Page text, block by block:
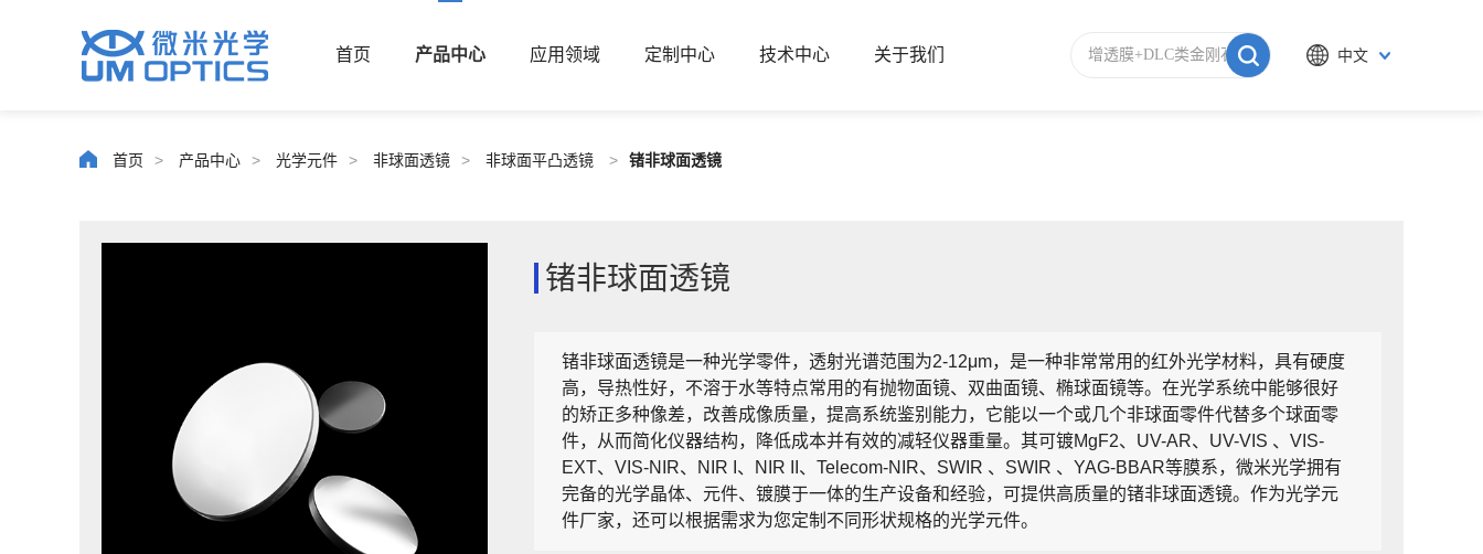
首页 产品中心 应用领域 定制中心 技术中心 关于我们 中文
首页 > 产品中心 > 光学元件 > 非球面透镜 > 非球面平凸透镜 > 锗非球面透镜
锗非球面透镜
锗非球面透镜是一种光学零件，透射光谱范围为2-12μm，是一种非常常用的红外光学材料，具有硬度
高，导热性好，不溶于水等特点常用的有抛物面镜、双曲面镜、椭球面镜等。在光学系统中能够很好
的矫正多种像差，改善成像质量，提高系统鉴别能力，它能以一个或几个非球面零件代替多个球面零
件，从而简化仪器结构，降低成本并有效的减轻仪器重量。其可镀MgF2、UV-AR、UV-VIS 、VIS-
EXT、VIS-NIR、NIR I、NIR II、Telecom-NIR、SWIR 、SWIR 、YAG-BBAR等膜系，微米光学拥有
完备的光学晶体、元件、镀膜于一体的生产设备和经验，可提供高质量的锗非球面透镜。作为光学元
件厂家，还可以根据需求为您定制不同形状规格的光学元件。